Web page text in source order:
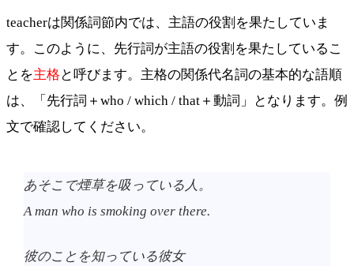
teacherは関係詞節内では、主語の役割を果たしていま
す。このように、先行詞が主語の役割を果たしているこ
とを主格 と呼びます。主格の関係代名詞の基本的な語順
は、「先行詞＋who / which / that＋動詞」となります。例
文で確認してください。
あそこで煙草を吸っている人。
A man who is smoking over there.
彼のことを知っている彼女